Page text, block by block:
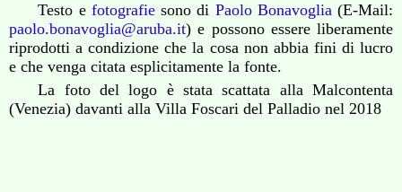
Testo e fotografiesono di Paolo Bonavoglia(E-Mail:
paolo.bonavoglia@aruba.it) e possono essere liberamente
riprodotti a condizione che la cosa non abbia fini di lucro
e che venga citata esplicitamente la fonte.
La foto del logo è stata scattata alla Malcontenta
(Venezia) davanti alla Villa Foscari del Palladio nel 2018